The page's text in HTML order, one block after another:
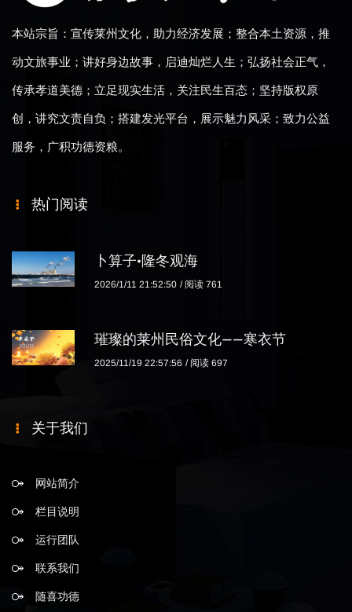
本站宗旨：宣传莱州文化，助力经济发展；整合本土资源，推
动文旅事业；讲好身边故事，启迪灿烂人生；弘扬社会正气，
传承孝道美德；立足现实生活，关注民生百态；坚持版权原
创，讲究文责自负；搭建发光平台，展示魅力风采；致力公益
服务，广积功德资粮。
热门阅读
卜算子·隆冬观海
2026/1/11 21:52:50 阅读 761
璀璨的莱州民俗文化——寒衣节
2025/11/19 22:57:56 阅读 697
关于我们
网站简介
栏目说明
运行团队
联系我们
随喜功德